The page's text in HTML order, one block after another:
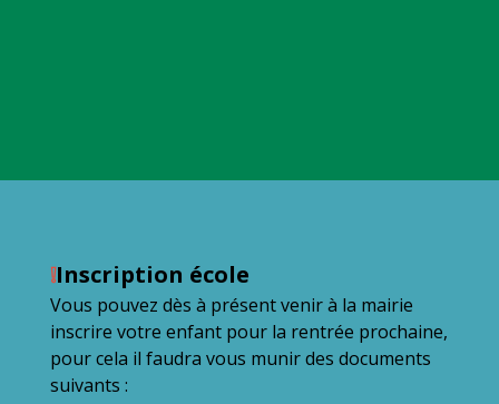
❕Inscription école
Vous pouvez dès à présent venir à la mairie
inscrire votre enfant pour la rentrée prochaine,
pour cela il faudra vous munir des documents
suivants :